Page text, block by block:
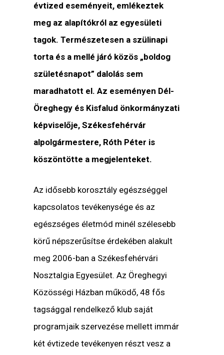
évtized eseményeit, emlékeztek
meg az alapítókról az egyesületi
tagok. Természetesen a szülinapi
torta és a mellé járó közös „boldog
születésnapot” dalolás sem
maradhatott el. Az eseményen Dél-
Öreghegy és Kisfalud önkormányzati
képviselője, Székesfehérvár
alpolgármestere, Róth Péter is
köszöntötte a megjelenteket.
Az idősebb korosztály egészséggel
kapcsolatos tevékenysége és az
egészséges életmód minél szélesebb
körű népszerűsítse érdekében alakult
meg 2006-ban a Székesfehérvári
Nosztalgia Egyesület. Az Öreghegyi
Közösségi Házban működő, 48 fős
tagsággal rendelkező klub saját
programjaik szervezése mellett immár
két évtizede tevékenyen részt vesz a